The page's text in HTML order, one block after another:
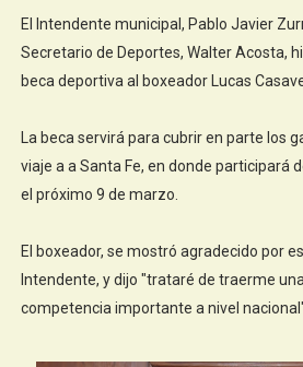
El Intendente municipal, Pablo Javier
Secretario de Deportes, Walter Acosta,
beca deportiva al boxeador Lucas
La beca servirá para cubrir en parte los
viaje a a Santa Fe, en donde participará
el próximo 9 de marzo.
El boxeador, se mostró agradecido por
Intendente, y dijo "trataré de traerme
competencia importante a nivel